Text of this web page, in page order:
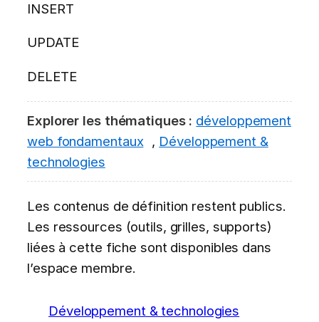
INSERT
UPDATE
DELETE
Explorer les thématiques : développement
web fondamentaux , Développement &
technologies
Les contenus de définition restent publics.
Les ressources (outils, grilles, supports)
liées à cette fiche sont disponibles dans
l’espace membre.
Développement & technologies